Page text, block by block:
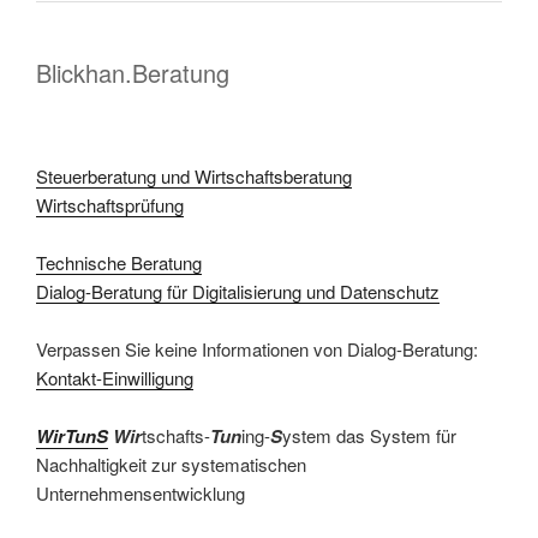
Blickhan.Beratung
Steuerberatung und Wirtschaftsberatung
Wirtschaftsprüfung
Technische Beratung
Dialog-Beratung für Digitalisierung und Datenschutz
Verpassen Sie keine Informationen von Dialog-Beratung:
Kontakt-Einwilligung
WirTunSWirtschafts-Tuning-System das System für
Nachhaltigkeit zur systematischen
Unternehmensentwicklung